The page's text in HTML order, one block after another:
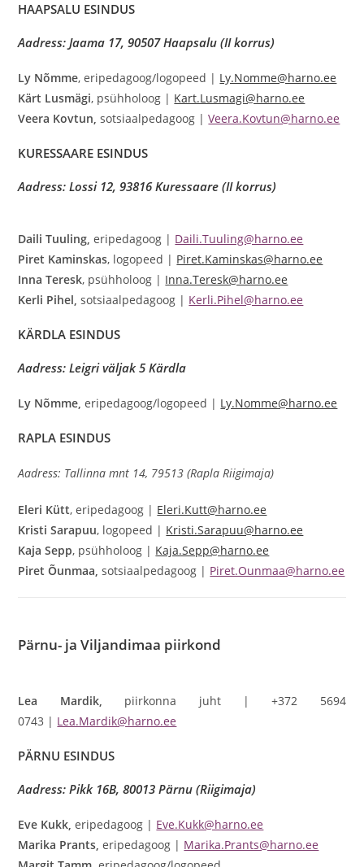
HAAPSALU ESINDUS
Aadress: Jaama 17, 90507 Haapsalu (II korrus)
Ly Nõmme, eripedagoog/logopeed | Ly.Nomme@harno.ee
Kärt Lusmägi, psühholoog | Kart.Lusmagi@harno.ee
Veera Kovtun,sotsiaalpedagoog |Veera.Kovtun@harno.ee
KURESSAARE ESINDUS
Aadress: Lossi 12, 93816 Kuressaare (II korrus)
Daili Tuuling,eripedagoog | Daili.Tuuling@harno.ee
Piret Kaminskas, logopeed | Piret.Kaminskas@harno.ee
Inna Teresk, psühholoog | Inna.Teresk@harno.ee
Kerli Pihel,sotsiaalpedagoog | Kerli.Pihel@harno.ee
KÄRDLA ESINDUS
Aadress: Leigri väljak 5 Kärdla
Ly Nõmme, eripedagoog/logopeed | Ly.Nomme@harno.ee
RAPLA ESINDUS
Aadress: Tallinna mnt 14, 79513 (Rapla Riigimaja)
Eleri Kütt, eripedagoog | Eleri.Kutt@harno.ee
Kristi Sarapuu, logopeed | Kristi.Sarapuu@harno.ee
Kaja Sepp, psühholoog | Kaja.Sepp@harno.ee
Piret Õunmaa,sotsiaalpedagoog | Piret.Ounmaa@harno.ee
Pärnu- ja Viljandimaa piirkond
Lea Mardik, piirkonna juht | +372 5694
0743 | Lea.Mardik@harno.ee
PÄRNU ESINDUS
Aadress: Pikk 16B, 80013 Pärnu (Riigimaja)
Eve Kukk,eripedagoog | Eve.Kukk@harno.ee
Marika Prants,eripedagoog | Marika.Prants@harno.ee